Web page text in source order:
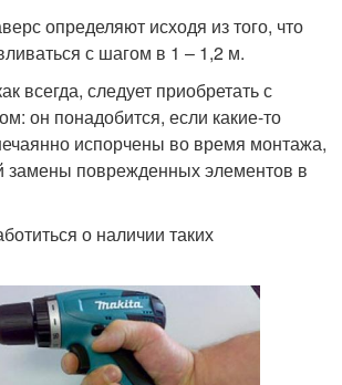
определяют исходя из того, что
с шагом в 1 – 1,2 м.
всегда, следует приобретать с
он понадобится, если какие-то
испорчены во время монтажа,
замены поврежденных элементов в
о наличии таких